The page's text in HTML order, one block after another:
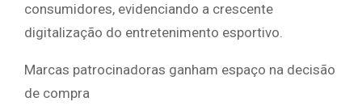
consumidores, evidenciando a crescente
digitalização do entretenimento esportivo.
Marcas patrocinadoras ganham espaço na decisão
de compra